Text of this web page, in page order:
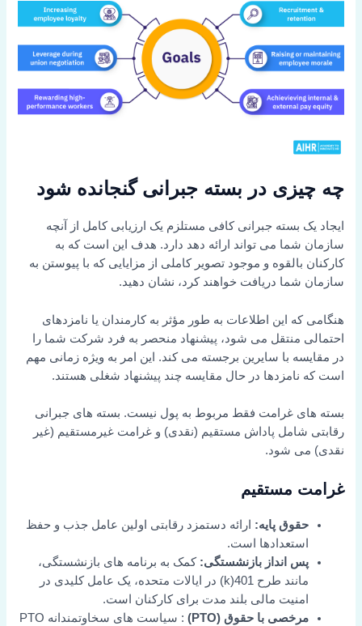
چه چیزی در بسته جبرانی گنجانده شود
ایجاد یک بسته جبرانی کافی مستلزم یک ارزیابی کامل از آنچه
سازمان شما می تواند ارائه دهد دارد. هدف این است که به
کارکنان بالقوه و موجود تصویر کاملی از مزایایی که با پیوستن به
سازمان شما دریافت خواهند کرد، نشان دهید.
هنگامی که این اطلاعات به طور مؤثر به کارمندان یا نامزدهای
احتمالی منتقل می شود، پیشنهاد منحصر به فرد شرکت شما را
در مقایسه با سایرین برجسته می کند. این امر به ویژه زمانی مهم
است که نامزدها در حال مقایسه چند پیشنهاد شغلی هستند.
بسته های غرامت فقط مربوط به پول نیست. بسته های جبرانی
رقابتی شامل پاداش مستقیم (نقدی) و غرامت غیرمستقیم (غیر
نقدی) می شود.
غرامت مستقیم
حقوق پایه: ارائه دستمزد رقابتی اولین عامل جذب و حفظ
استعدادها است.
پس انداز بازنشستگی: کمک به برنامه های بازنشستگی،
مانند طرح 401(k) در ایالات متحده، یک عامل کلیدی در
امنیت مالی بلند مدت برای کارکنان است.
مرخصی با حقوق (PTO)
: سیاست های سخاوتمندانه PTO